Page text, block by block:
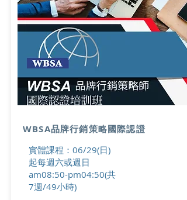
WBSA品牌行銷策略國際認證
實體課程：06/29(日)
起每週六或週日
am08:50-pm04:50(共
7週/49小時)